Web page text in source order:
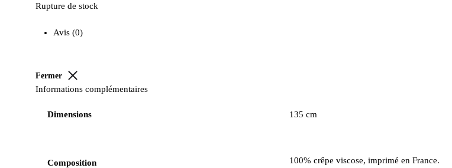
Rupture de stock
Avis (0)
Fermer
Informations complémentaires
Dimensions 135 cm
Composition 100% crêpe viscose, imprimé en France.